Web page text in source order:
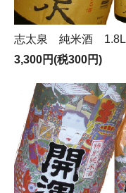
志太泉 純米酒 1.8L
3,300円(税300円)